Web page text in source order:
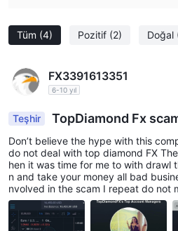
Tüm (4) Pozitif (2) Doğal
FX3391613351
6-10 yıl
Teşhir TopDiamond Fx
Don’t believe the hype with this
do not deal with top diamond FX
hen it was time for me to with drawl
n and take your money all bad business All of these
nvolved in the scam I repeat do not
is a complete scam they will take
ur account by now I’m sure they
se the accounts I repeat do not